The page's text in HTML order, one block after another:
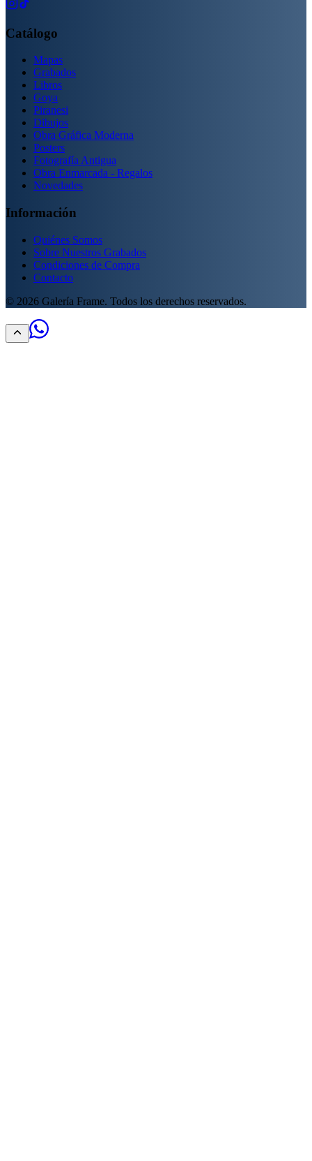
Catálogo
Mapas
Grabados
Libros
Goya
Piranesi
Dibujos
Obra Gráfica Moderna
Posters
Fotografía Antigua
Obra Enmarcada - Regalos
Novedades
Información
Quiénes Somos
Sobre Nuestros Grabados
Condiciones de Compra
Contacto
© 2026 Galería Frame. Todos los derechos reservados.